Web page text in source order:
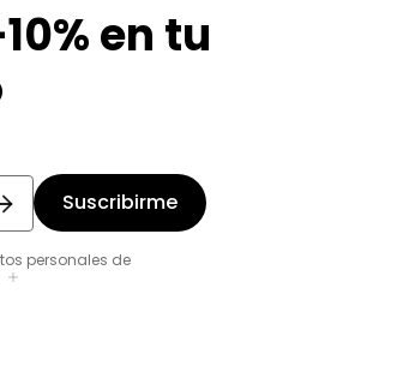
en tu
personales de
Suscribirme